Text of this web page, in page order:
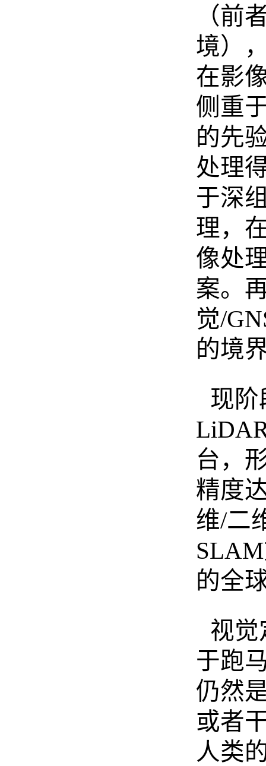
（前
境）
在影
侧重
的先
处理
于深
理，
像处
案。
觉/
的境
现阶
台，
精度
维/二
的全
视觉
于跑
仍然
或者
人类